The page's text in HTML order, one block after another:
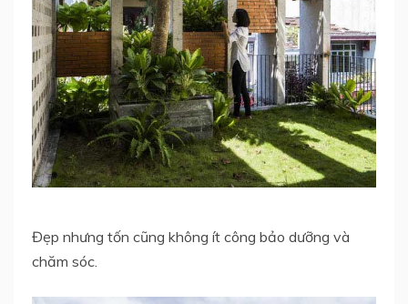
Đẹp nhưng tốn cũng không ít công bảo dưỡng và
chăm sóc.